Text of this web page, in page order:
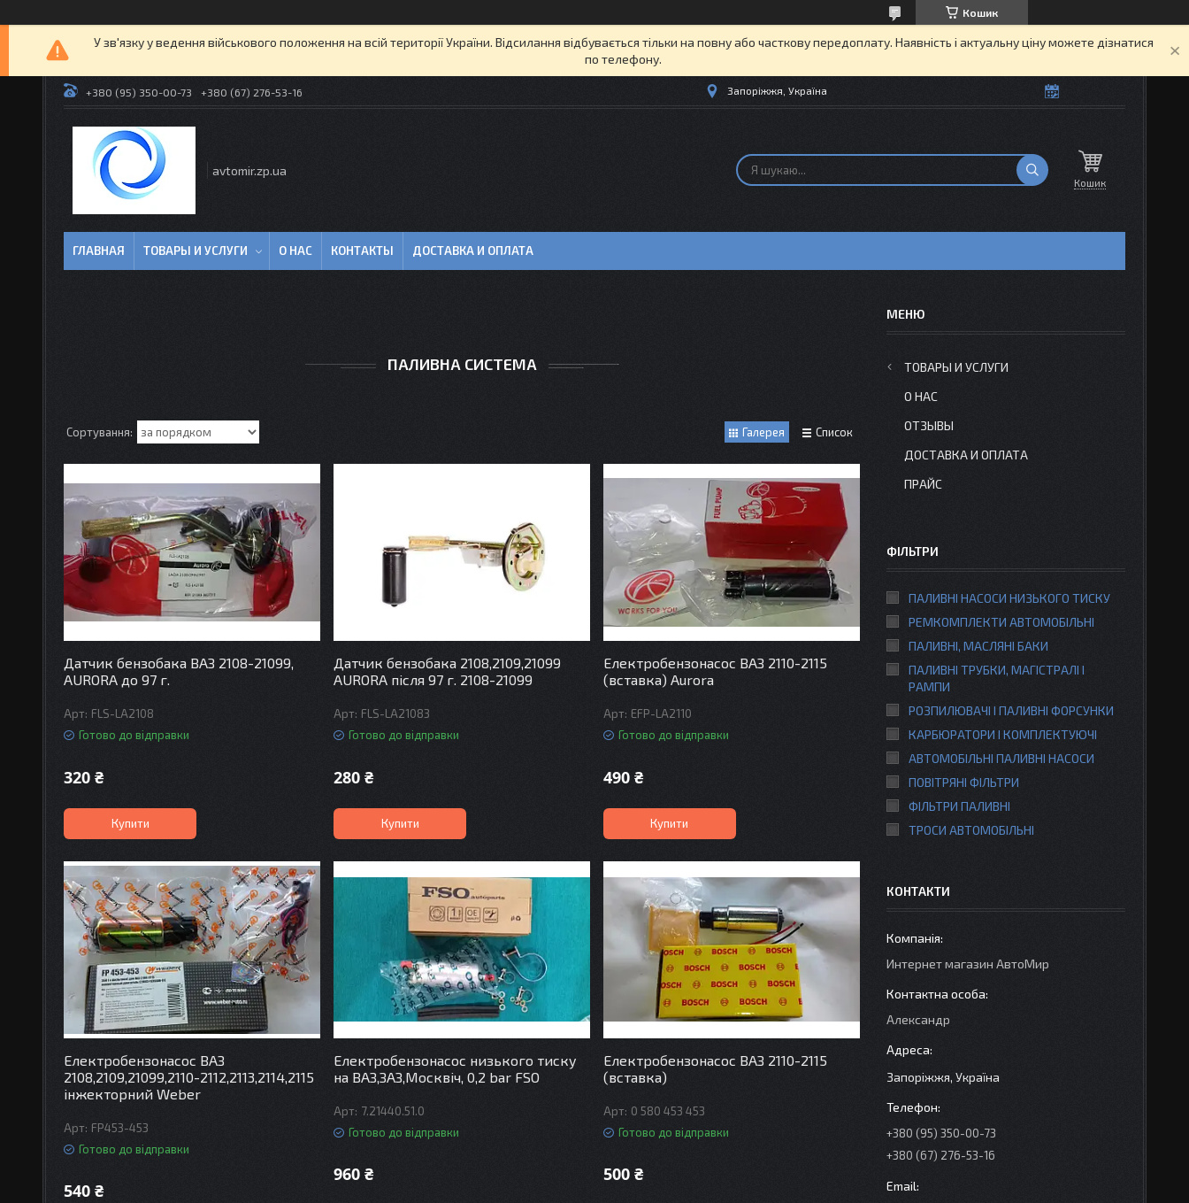
Кошик
У зв'язку у ведення військового положення на всій території України. Відсилання відбувається тільки на повну або часткову передоплату. Наявність і актуальну ціну можете дізнатися
по телефону.
+380 (95) 350-00-73 +380 (67) 276-53-16 Запоріжжя, Україна
avtomir.zp.ua
Кошик
ГЛАВНАЯ ТОВАРЫ И УСЛУГИ О НАС КОНТАКТЫ ДОСТАВКА И ОПЛАТА
ПАЛИВНА СИСТЕМА
Галерея Список
Датчик бензобака ВАЗ 2108-21099,
AURORA до 97 г.
FLS-LA2108
Готово до відправки
320 ₴
Купити
Датчик бензобака 2108,2109,21099
AURORA після 97 г. 2108-21099
FLS-LA21083
Готово до відправки
280 ₴
Купити
Електробензонасос ВАЗ 2110-2115
(вставка) Aurora
EFP-LA2110
Готово до відправки
490 ₴
Купити
Електробензонасос ВАЗ
2108,2109,21099,2110-2112,2113,2114,2115
інжекторний Weber
FP453-453
Готово до відправки
540 ₴
Електробензонасос низького тиску
на ВАЗ,ЗАЗ,Москвіч, 0,2 bar FSO
7.21440.51.0
Готово до відправки
960 ₴
Електробензонасос ВАЗ 2110-2115
(вставка)
0 580 453 453
Готово до відправки
500 ₴
ТОВАРЫ И УСЛУГИ
О НАС
ОТЗЫВЫ
ДОСТАВКА И ОПЛАТА
ПРАЙС
ФІЛЬТРИ
ПАЛИВНІ НАСОСИ НИЗЬКОГО ТИСКУ
РЕМКОМПЛЕКТИ АВТОМОБІЛЬНІ
ПАЛИВНІ, МАСЛЯНІ БАКИ
ПАЛИВНІ ТРУБКИ, МАГІСТРАЛІ І
РАМПИ
РОЗПИЛЮВАЧІ І ПАЛИВНІ ФОРСУНКИ
КАРБЮРАТОРИ І КОМПЛЕКТУЮЧІ
АВТОМОБІЛЬНІ ПАЛИВНІ НАСОСИ
ПОВІТРЯНІ ФІЛЬТРИ
ФІЛЬТРИ ПАЛИВНІ
ТРОСИ АВТОМОБІЛЬНІ
КОНТАКТИ
Интернет магазин АвтоМир
Александр
Запоріжжя, Україна
+380 (95) 350-00-73
+380 (67) 276-53-16